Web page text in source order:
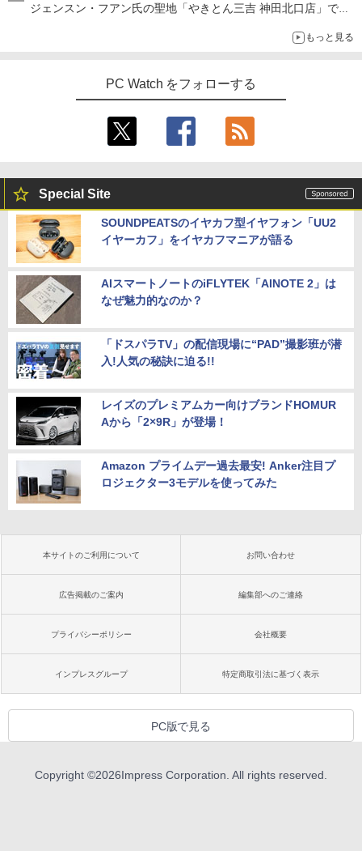
ジェンスン・フアン氏の聖地「やきとん三吉 神田北口店」で
～コース名を変更したのはNVIDIAに怒られたからではないもっと見る
PC Watch をフォローする
Special Site
SOUNDPEATSのイヤカフ型イヤフォン「UU2
イヤーカフ」をイヤカフマニアが語る
AIスマートノートのiFLYTEK「AINOTE 2」は
なぜ魅力的なのか？
「ドスパラTV」の配信現場に“PAD”撮影班が潜
入!人気の秘訣に迫る!!
レイズのプレミアムカー向けブランドHOMUR
Aから「2×9R」が登場！
Amazon プライムデー過去最安! Anker注目プ
ロジェクター3モデルを使ってみた
本サイトのご利用について お問い合わせ
広告掲載のご案内 編集部へのご連絡
プライバシーポリシー 会社概要
インプレスグループ 特定商取引法に基づく表示
PC版で見る
Copyright ©2026Impress Corporation. All rights reserved.